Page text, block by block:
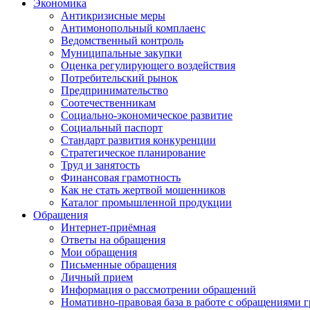
Экономика
Антикризисные меры
Антимонопольный комплаенс
Ведомственный контроль
Муниципальные закупки
Оценка регулирующего воздействия
Потребительский рынок
Предпринимательство
Соотечественникам
Социально-экономическое развитие
Социальный паспорт
Стандарт развития конкуренции
Стратегическое планирование
Труд и занятость
Финансовая грамотность
Как не стать жертвой мошенников
Каталог промышленной продукции
Обращения
Интернет-приёмная
Ответы на обращения
Мои обращения
Письменные обращения
Личный прием
Информация о рассмотрении обращений
Номативно-правовая база в работе с обращениями